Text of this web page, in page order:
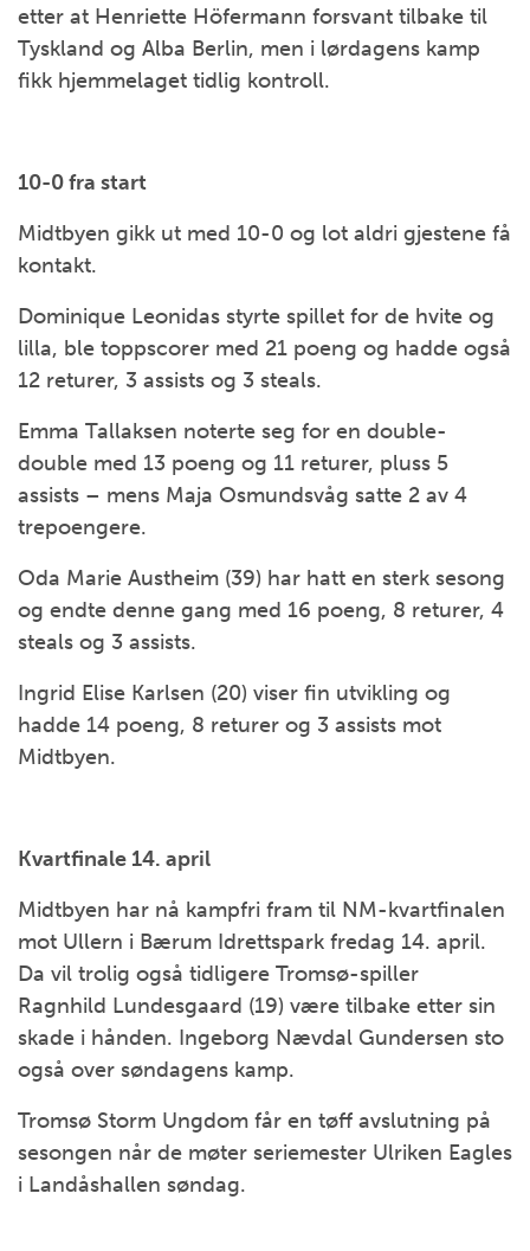
etter at Henriette Höfermann forsvant tilbake til
Tyskland og Alba Berlin, men i lørdagens kamp
fikk hjemmelaget tidlig kontroll.
10-0 fra start
Midtbyen gikk ut med 10-0 og lot aldri gjestene få
kontakt.
Dominique Leonidas styrte spillet for de hvite og
lilla, ble toppscorer med 21 poeng og hadde også
12 returer, 3 assists og 3 steals.
Emma Tallaksen noterte seg for en double-
double med 13 poeng og 11 returer, pluss 5
assists – mens Maja Osmundsvåg satte 2 av 4
trepoengere.
Oda Marie Austheim (39) har hatt en sterk sesong
og endte denne gang med 16 poeng, 8 returer, 4
steals og 3 assists.
Ingrid Elise Karlsen (20) viser fin utvikling og
hadde 14 poeng, 8 returer og 3 assists mot
Midtbyen.
Kvartfinale 14. april
Midtbyen har nå kampfri fram til NM-kvartfinalen
mot Ullern i Bærum Idrettspark fredag 14. april.
Da vil trolig også tidligere Tromsø-spiller
Ragnhild Lundesgaard (19) være tilbake etter sin
skade i hånden. Ingeborg Nævdal Gundersen sto
også over søndagens kamp.
Tromsø Storm Ungdom får en tøff avslutning på
sesongen når de møter seriemester Ulriken Eagles
i Landåshallen søndag.